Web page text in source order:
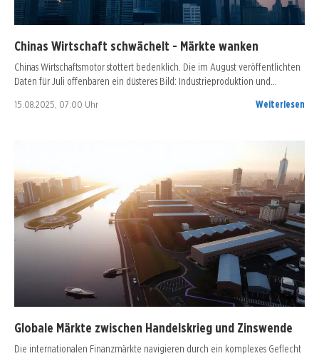
Chinas Wirtschaft schwächelt - Märkte wanken
Chinas Wirtschaftsmotor stottert bedenklich. Die im August veröffentlichten
Daten für Juli offenbaren ein düsteres Bild: Industrieproduktion und…
15.08.2025, 07:00 Uhr Weiterlesen
Globale Märkte zwischen Handelskrieg und Zinswende
Die internationalen Finanzmärkte navigieren durch ein komplexes Geflecht